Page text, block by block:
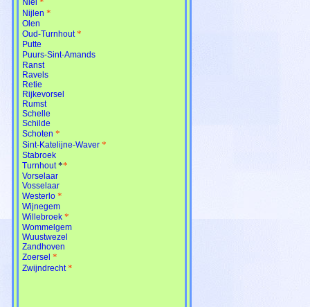
Nijlen *
Olen
Oud-Turnhout *
Putte
Puurs-Sint-Amands
Ranst
Ravels
Retie
Rijkevorsel
Rumst
Schelle
Schilde
Schoten *
Sint-Katelijne-Waver *
Stabroek
Turnhout **
Vorselaar
Vosselaar
Westerlo *
Wijnegem
Willebroek *
Wommelgem
Wuustwezel
Zandhoven
Zoersel *
Zwijndrecht *